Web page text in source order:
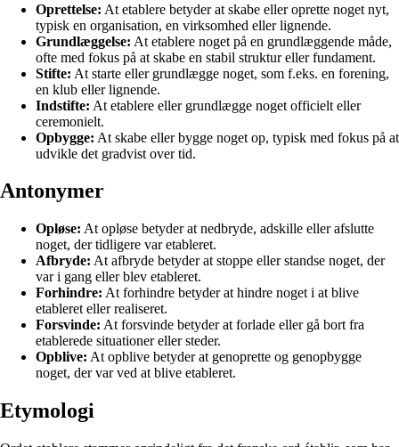
Oprettelse: At etablere betyder at skabe eller oprette noget nyt,
typisk en organisation, en virksomhed eller lignende.
Grundlæggelse: At etablere noget på en grundlæggende måde,
ofte med fokus på at skabe en stabil struktur eller fundament.
Stifte: At starte eller grundlægge noget, som f.eks. en forening,
en klub eller lignende.
Indstifte: At etablere eller grundlægge noget officielt eller
ceremonielt.
Opbygge: At skabe eller bygge noget op, typisk med fokus på at
udvikle det gradvist over tid.
Antonymer
Opløse: At opløse betyder at nedbryde, adskille eller afslutte
noget, der tidligere var etableret.
Afbryde: At afbryde betyder at stoppe eller standse noget, der
var i gang eller blev etableret.
Forhindre: At forhindre betyder at hindre noget i at blive
etableret eller realiseret.
Forsvinde: At forsvinde betyder at forlade eller gå bort fra
etablerede situationer eller steder.
Opblive: At opblive betyder at genoprette og genopbygge
noget, der var ved at blive etableret.
Etymologi